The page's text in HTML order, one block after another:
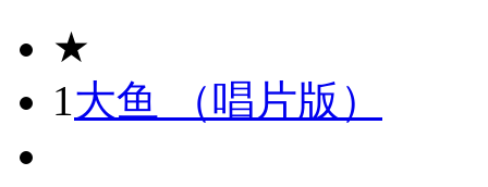
★
1大鱼 （唱片版）